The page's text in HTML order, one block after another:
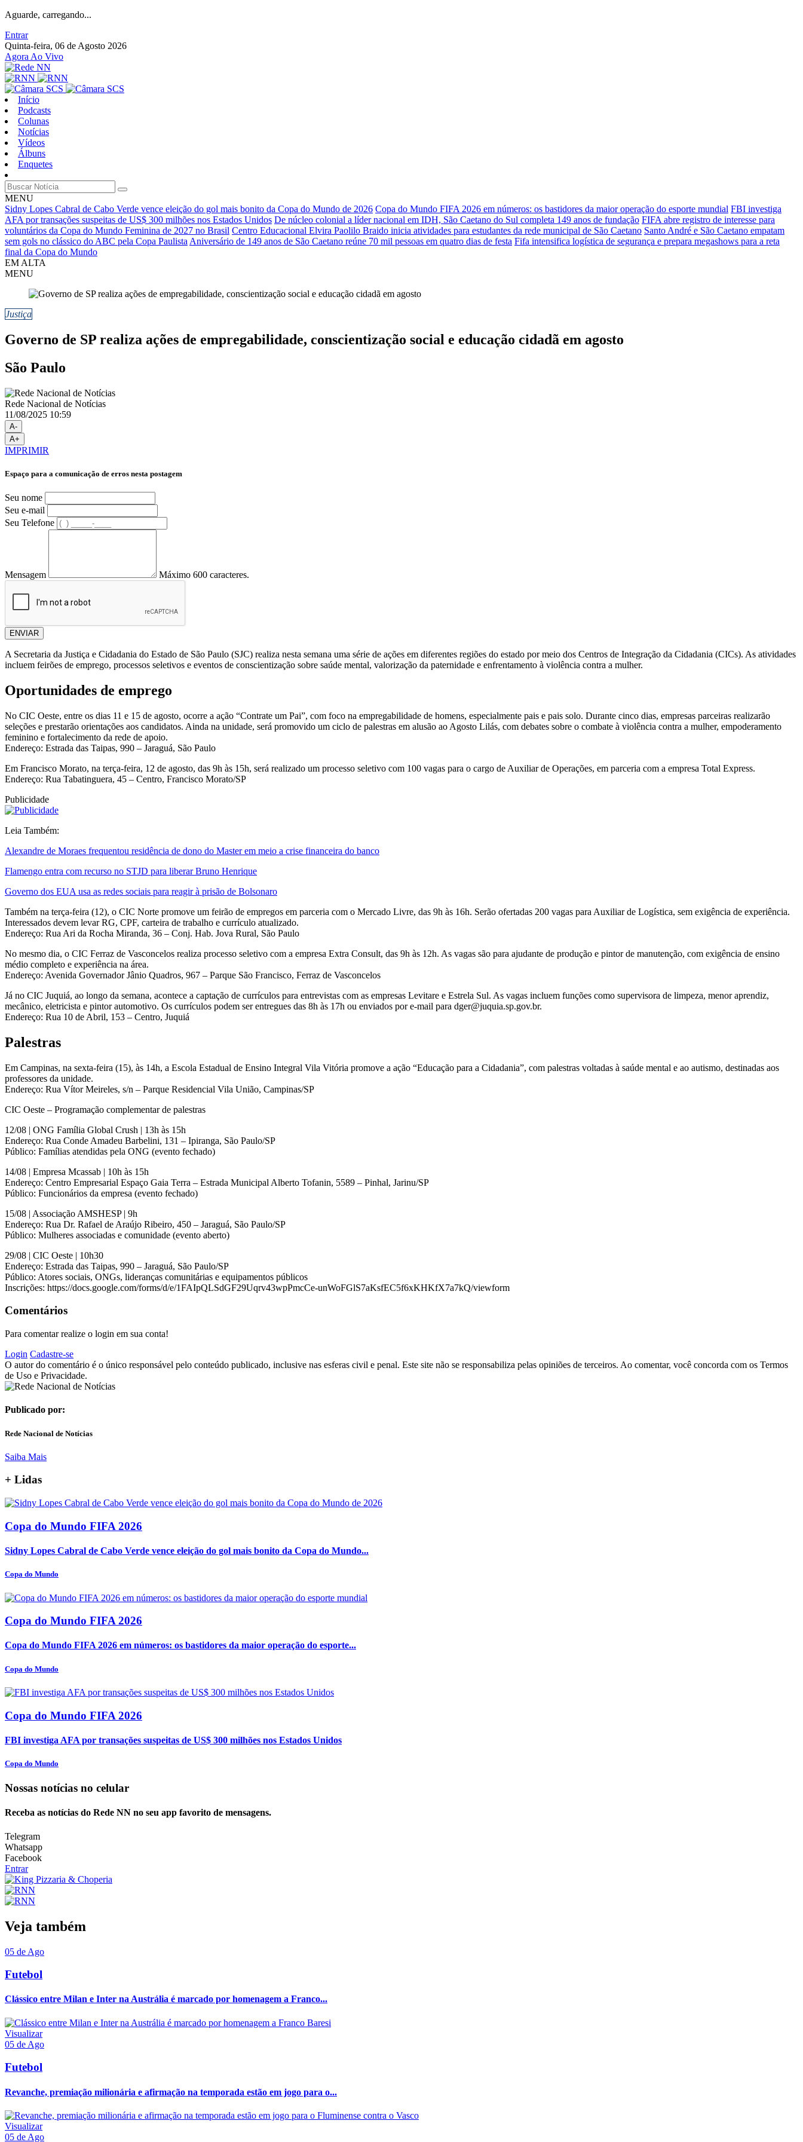
Aguarde, carregando...
Entrar
Quinta-feira, 06 de Agosto 2026
Agora Ao Vivo
Início
Podcasts
Colunas
Notícias
Vídeos
Álbuns
Enquetes
MENU
Sidny Lopes Cabral de Cabo Verde vence eleição do gol mais bonito da Copa do Mundo de 2026 Copa do Mundo FIFA 2026 em números: os bastidores da maior operação do esporte mundial FBI investiga
AFA por transações suspeitas de US$ 300 milhões nos Estados Unidos De núcleo colonial a líder nacional em IDH, São Caetano do Sul completa 149 anos de fundação FIFA abre registro de interesse para
voluntários da Copa do Mundo Feminina de 2027 no Brasil Centro Educacional Elvira Paolilo Braido inicia atividades para estudantes da rede municipal de São Caetano Santo André e São Caetano empatam
sem gols no clássico do ABC pela Copa Paulista Aniversário de 149 anos de São Caetano reúne 70 mil pessoas em quatro dias de festa Fifa intensifica logística de segurança e prepara megashows para a reta
final da Copa do Mundo
EM ALTA
MENU
Justiça
Governo de SP realiza ações de empregabilidade, conscientização social e educação cidadã em agosto
São Paulo
Rede Nacional de Notícias
11/08/2025 10:59
A-
A+
IMPRIMIR
Espaço para a comunicação de erros nesta postagem
Seu nome
Seu e-mail
Seu Telefone
Mensagem Máximo 600 caracteres.
ENVIAR
A Secretaria da Justiça e Cidadania do Estado de São Paulo (SJC) realiza nesta semana uma série de ações em diferentes regiões do estado por meio dos Centros de Integração da Cidadania (CICs). As atividades
incluem feirões de emprego, processos seletivos e eventos de conscientização sobre saúde mental, valorização da paternidade e enfrentamento à violência contra a mulher.
Oportunidades de emprego
No CIC Oeste, entre os dias 11 e 15 de agosto, ocorre a ação “Contrate um Pai”, com foco na empregabilidade de homens, especialmente pais e pais solo. Durante cinco dias, empresas parceiras realizarão
seleções e prestarão orientações aos candidatos. Ainda na unidade, será promovido um ciclo de palestras em alusão ao Agosto Lilás, com debates sobre o combate à violência contra a mulher, empoderamento
feminino e fortalecimento da rede de apoio.
Endereço: Estrada das Taipas, 990 – Jaraguá, São Paulo
Em Francisco Morato, na terça-feira, 12 de agosto, das 9h às 15h, será realizado um processo seletivo com 100 vagas para o cargo de Auxiliar de Operações, em parceria com a empresa Total Express.
Endereço: Rua Tabatinguera, 45 – Centro, Francisco Morato/SP
Publicidade
Leia Também:
Alexandre de Moraes frequentou residência de dono do Master em meio a crise financeira do banco
Flamengo entra com recurso no STJD para liberar Bruno Henrique
Governo dos EUA usa as redes sociais para reagir à prisão de Bolsonaro
Também na terça-feira (12), o CIC Norte promove um feirão de empregos em parceria com o Mercado Livre, das 9h às 16h. Serão ofertadas 200 vagas para Auxiliar de Logística, sem exigência de experiência.
Interessados devem levar RG, CPF, carteira de trabalho e currículo atualizado.
Endereço: Rua Ari da Rocha Miranda, 36 – Conj. Hab. Jova Rural, São Paulo
No mesmo dia, o CIC Ferraz de Vasconcelos realiza processo seletivo com a empresa Extra Consult, das 9h às 12h. As vagas são para ajudante de produção e pintor de manutenção, com exigência de ensino
médio completo e experiência na área.
Endereço: Avenida Governador Jânio Quadros, 967 – Parque São Francisco, Ferraz de Vasconcelos
Já no CIC Juquiá, ao longo da semana, acontece a captação de currículos para entrevistas com as empresas Levitare e Estrela Sul. As vagas incluem funções como supervisora de limpeza, menor aprendiz,
mecânico, eletricista e pintor automotivo. Os currículos podem ser entregues das 8h às 17h ou enviados por e-mail para dger@juquia.sp.gov.br.
Endereço: Rua 10 de Abril, 153 – Centro, Juquiá
Palestras
Em Campinas, na sexta-feira (15), às 14h, a Escola Estadual de Ensino Integral Vila Vitória promove a ação “Educação para a Cidadania”, com palestras voltadas à saúde mental e ao autismo, destinadas aos
professores da unidade.
Endereço: Rua Vítor Meireles, s/n – Parque Residencial Vila União, Campinas/SP
CIC Oeste – Programação complementar de palestras
12/08 | ONG Família Global Crush | 13h às 15h
Endereço: Rua Conde Amadeu Barbelini, 131 – Ipiranga, São Paulo/SP
Público: Famílias atendidas pela ONG (evento fechado)
14/08 | Empresa Mcassab | 10h às 15h
Endereço: Centro Empresarial Espaço Gaia Terra – Estrada Municipal Alberto Tofanin, 5589 – Pinhal, Jarinu/SP
Público: Funcionários da empresa (evento fechado)
15/08 | Associação AMSHESP | 9h
Endereço: Rua Dr. Rafael de Araújo Ribeiro, 450 – Jaraguá, São Paulo/SP
Público: Mulheres associadas e comunidade (evento aberto)
29/08 | CIC Oeste | 10h30
Endereço: Estrada das Taipas, 990 – Jaraguá, São Paulo/SP
Público: Atores sociais, ONGs, lideranças comunitárias e equipamentos públicos
Inscrições: https://docs.google.com/forms/d/e/1FAIpQLSdGF29Uqrv43wpPmcCe-unWoFGlS7aKsfEC5f6xKHKfX7a7kQ/viewform
Comentários
Para comentar realize o login em sua conta!
Login Cadastre-se
O autor do comentário é o único responsável pelo conteúdo publicado, inclusive nas esferas civil e penal. Este site não se responsabiliza pelas opiniões de terceiros. Ao comentar, você concorda com os Termos
de Uso e Privacidade.
Publicado por:
Rede Nacional de Notícias
Saiba Mais
+ Lidas
Copa do Mundo FIFA 2026
Sidny Lopes Cabral de Cabo Verde vence eleição do gol mais bonito da Copa do Mundo...
Copa do Mundo
Copa do Mundo FIFA 2026
Copa do Mundo FIFA 2026 em números: os bastidores da maior operação do esporte...
Copa do Mundo
Copa do Mundo FIFA 2026
FBI investiga AFA por transações suspeitas de US$ 300 milhões nos Estados Unidos
Copa do Mundo
Nossas notícias no celular
Receba as notícias do Rede NN no seu app favorito de mensagens.
Telegram
Whatsapp
Facebook
Entrar
Veja também
05 de Ago
Futebol
Clássico entre Milan e Inter na Austrália é marcado por homenagem a Franco...
Visualizar
05 de Ago
Futebol
Revanche, premiação milionária e afirmação na temporada estão em jogo para o...
Visualizar
05 de Ago